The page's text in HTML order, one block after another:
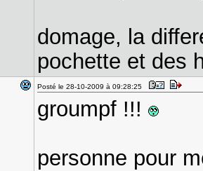
domage, la
pochette et des
Posté le 28-10-2009 à 09:28:25
groumpf !!!
personne pour